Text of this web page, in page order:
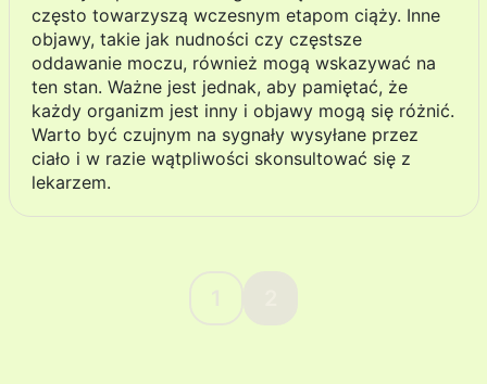
często towarzyszą wczesnym etapom ciąży. Inne
objawy, takie jak nudności czy częstsze
oddawanie moczu, również mogą wskazywać na
ten stan. Ważne jest jednak, aby pamiętać, że
każdy organizm jest inny i objawy mogą się różnić.
Warto być czujnym na sygnały wysyłane przez
ciało i w razie wątpliwości skonsultować się z
lekarzem.